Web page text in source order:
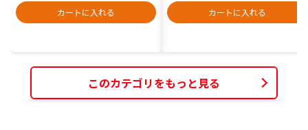
カートに入れる
カートに入れる
このカテゴリをもっと見る